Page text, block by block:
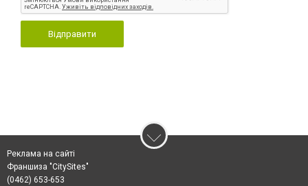
Відправити
Реклама на сайті
Франшиза "CitySites"
(0462) 653-653